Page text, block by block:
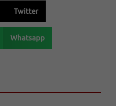
Twitter
Whatsapp